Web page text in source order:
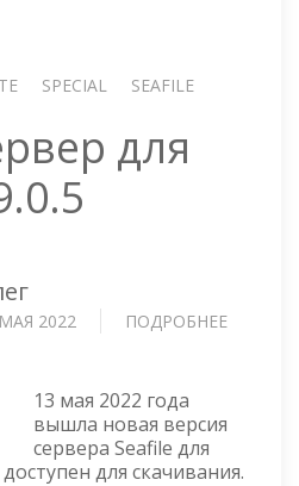
SPECIAL SEAFILE
для
2022 ПОДРОБНЕЕ
9.0.5
13 мая 2022 года
вышла новая версия
сервера Seafile для
для скачивания.